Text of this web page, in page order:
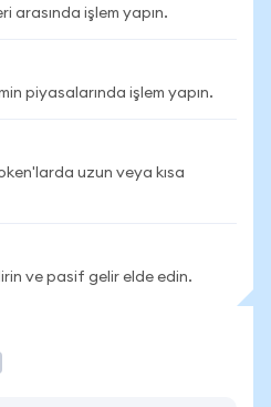
arasında işlem yapın.
piyasalarında işlem yapın.
uzun veya kısa
ve pasif gelir elde edin.